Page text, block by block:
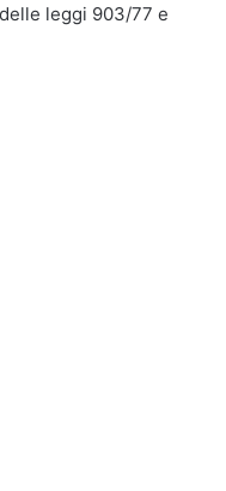
leggi 903/77 e